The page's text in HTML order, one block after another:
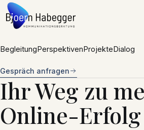
Zum Inhalt springen
BegleitungPerspektivenProjekteDialog
Gespräch anfragen
Ihr Weg zu
Online-Erfolg